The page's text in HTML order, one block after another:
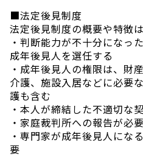
■法定後見制度
法定後見制度の概要や特徴は
・判断能力が不十分になっ
成年後見人を選任する
・成年後見人の権限は、財
介護、施設入居などに必要
護も含む
・本人が締結した不適切な
・家庭裁判所への報告が必要
・専門家が成年後見人にな
要